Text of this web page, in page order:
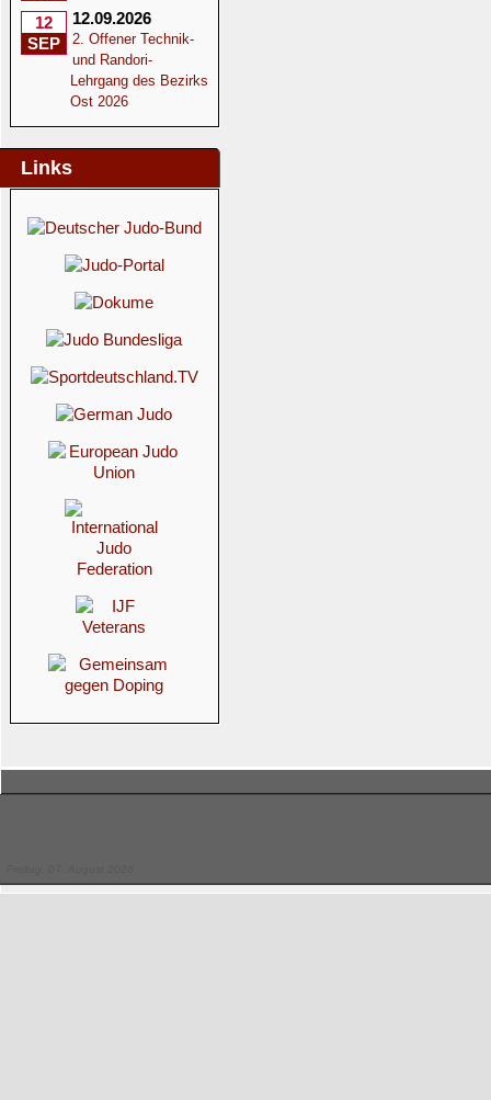
12
SEP
12.09.2026
2. Offener Technik-
und Randori-
Lehrgang des Bezirks
Ost 2026
Links